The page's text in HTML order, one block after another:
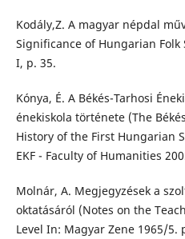
Kodály,Z. A magyar népdal
Significance of Hungarian
I, p. 35.
Kónya, É. A Békés-Tarhosi
énekiskola története (The
History of the First Hungarian
EKF - Faculty of Humanities
Molnár, A. Megjegyzések a
oktatásáról (Notes on the
Level In: Magyar Zene 1965/5.